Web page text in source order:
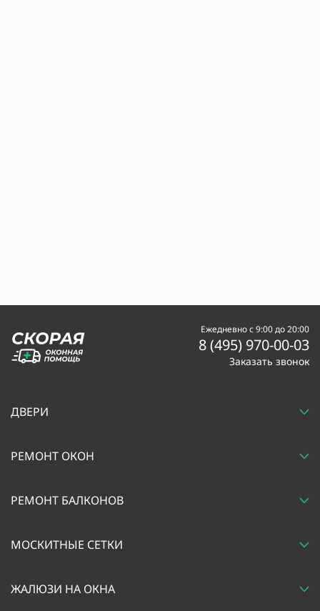
Ежедневно с 9:00 до 20:00
8 (495) 970-00-03
Заказать звонок
ДВЕРИ
РЕМОНТ ОКОН
РЕМОНТ БАЛКОНОВ
МОСКИТНЫЕ СЕТКИ
ЖАЛЮЗИ НА ОКНА